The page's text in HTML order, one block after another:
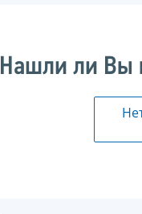
Нашли ли Вы